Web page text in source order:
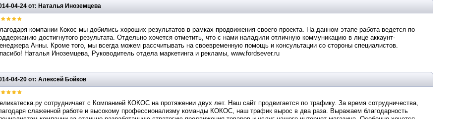
04-24 от: Наталья Иноземцева
компании Кокос мы добились хороших результатов в рамках продвижения своего проекта. На данном этапе работа ведется по
достигнутого результата. Отдельно хочется отметить, что с нами наладили отличную коммуникацию в лице аккаунт-
Анны. Кроме того, мы всегда можем рассчитывать на своевременную помощь и консультации со стороны специалистов.
Наталья Иноземцева, Руководитель отдела маркетинга и рекламы, www.fordsever.ru
04-20 от: Алексей Бойков
сотрудничает с Компанией КОКОС на протяжении двух лет. Наш сайт продвигается по трафику. За время сотрудничества,
слаженной работе и высокому профессионализму команды КОКОС, наш трафик вырос в два раза. Выражаем благодарность